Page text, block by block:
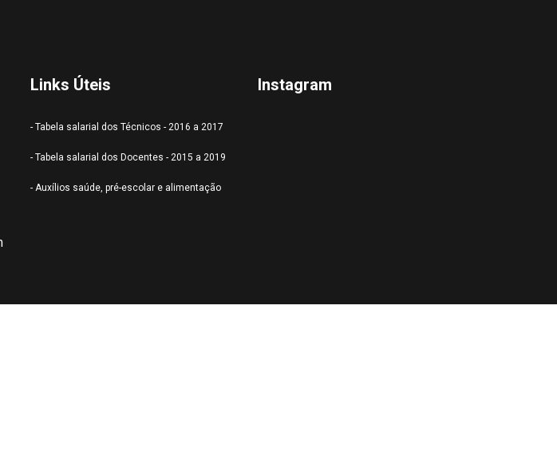
Links Úteis
- Tabela salarial dos Técnicos - 2016 a 2017
- Tabela salarial dos Docentes - 2015 a 2019
- Auxílios saúde, pré-escolar e alimentação
Instagram